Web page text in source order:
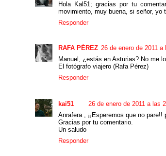
Hola Kal51; gracias por tu
movimiento, muy buena, si señor, yo
Responder
RAFA PÉREZ 26 de enero de 2011 a
Manuel, ¿estás en Asturias? No me
El fotógrafo viajero (Rafa Pérez)
Responder
kai51
26 de enero de 2011 a las
Anrafera , ¡¡Esperemos que no
Gracias por tu comentario.
Un saludo
Responder